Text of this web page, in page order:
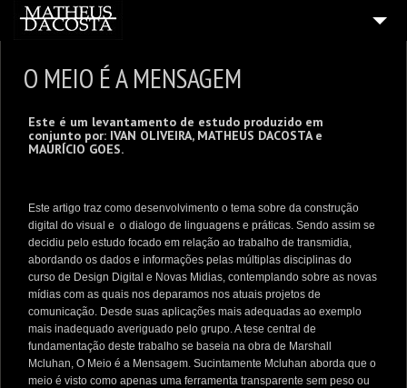
PORTFÓLIO
LIVRO LIGHTROOM
CONTATO
O MEIO É A MENSAGEM
Este é um levantamento de estudo produzido em
conjunto por: IVAN OLIVEIRA, MATHEUS DACOSTA e
MAURÍCIO GOES.
Este artigo traz como desenvolvimento o tema sobre da construção
digital do visual e o dialogo de linguagens e práticas. Sendo assim se
decidiu pelo estudo focado em relação ao trabalho de transmidia,
abordando os dados e informações pelas múltiplas disciplinas do
curso de Design Digital e Novas Midias, contemplando sobre as novas
mídias com as quais nos deparamos nos atuais projetos de
comunicação. Desde suas aplicações mais adequadas ao exemplo
mais inadequado averiguado pelo grupo. A tese central de
fundamentação deste trabalho se baseia na obra de Marshall
Mcluhan, O Meio é a Mensagem. Sucintamente Mcluhan aborda que o
meio é visto como apenas uma ferramenta transparente sem peso ou